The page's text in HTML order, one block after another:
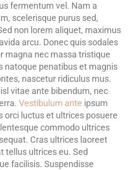
fermentum vel. Nam a
scelerisque purus sed,
non lorem aliquet, maximus
arcu. Donec quis sodales
magna nec massa tristique
natoque penatibus et magnis
nascetur ridiculus mus.
vitae ante bibendum, nec
Vestibulum ante ipsum
orci luctus et ultrices posuere
commodo ultrices
Cras ultrices laoreet
tellus ultrices eu. Sed
facilisis. Suspendisse